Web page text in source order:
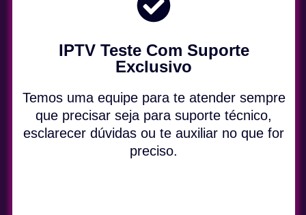
IPTV Teste Com Suporte
Exclusivo
Temos uma equipe para te atender sempre
que precisar seja para suporte técnico,
esclarecer dúvidas ou te auxiliar no que for
preciso.